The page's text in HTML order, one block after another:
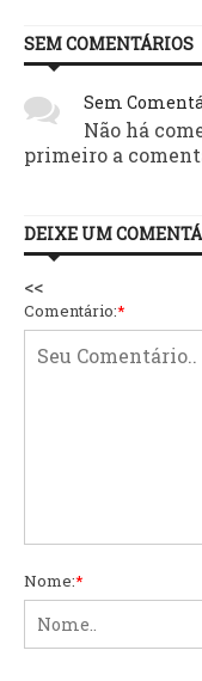
SEM COMENTÁRIOS
Sem
Não há
primeiro a
DEIXE UM
<<
Comentário:*
Nome:*